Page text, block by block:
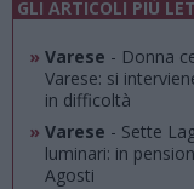
GLI ARTICOLI PIÙ
» Varese - Donna
Varese: si
in difficoltà
» Varese - Sette
luminari: in
Agosti